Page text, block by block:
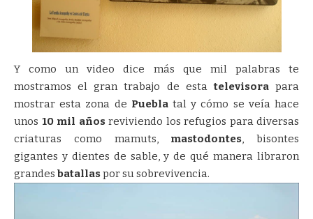
Y como un video dice más que mil palabras te
mostramos el gran trabajo de estatelevisorapara
mostrar esta zona de Pueblatal y cómo se veía hace
unos 10 mil añosreviviendo los refugios para diversas
criaturas como mamuts, mastodontes, bisontes
gigantes y dientes de sable, y de qué manera libraron
grandes batallaspor su sobrevivencia.